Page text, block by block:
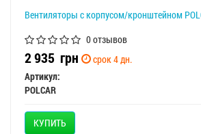
Вентиляторы с корпусом/кронштейном
0 отзывов
2 935 грн
срок 4 дн.
Артикул:
POLCAR
КУПИТЬ